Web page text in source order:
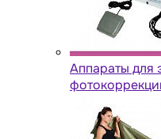
Аппараты для